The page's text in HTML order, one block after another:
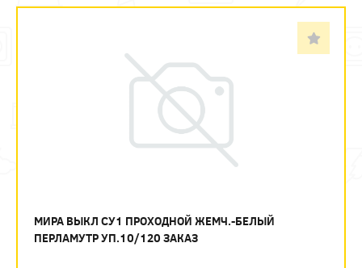
МИРА ВЫКЛ СУ1 ПРОХОДНОЙ ЖЕМЧ.-БЕЛЫЙ
ПЕРЛАМУТР УП.10/120 ЗАКАЗ